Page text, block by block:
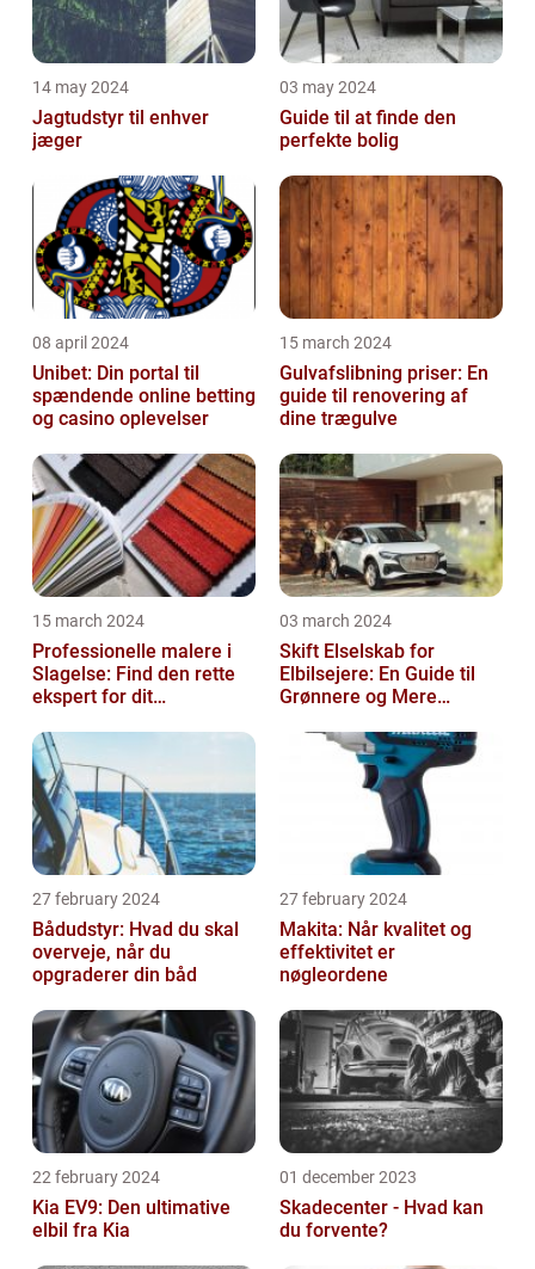
14 may 2024
Jagtudstyr til enhver
jæger
03 may 2024
Guide til at finde den
perfekte bolig
08 april 2024
Unibet: Din portal til
spændende online betting
og casino oplevelser
15 march 2024
Gulvafslibning priser: En
guide til renovering af
dine trægulve
15 march 2024
Professionelle malere i
Slagelse: Find den rette
ekspert for dit
03 march 2024
Skift Elselskab for
Elbilsejere: En Guide til
Grønnere og Mere
27 february 2024
Bådudstyr: Hvad du skal
overveje, når du
opgraderer din båd
27 february 2024
Makita: Når kvalitet og
effektivitet er
nøgleordene
22 february 2024
Kia EV9: Den ultimative
elbil fra Kia
01 december 2023
Skadecenter - Hvad kan
du forvente?